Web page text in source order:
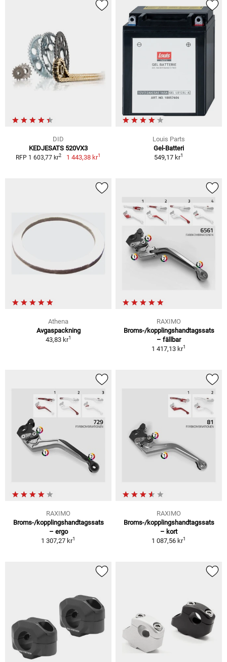
DID
KEDJESATS 520VX3
RFP 1 603,77 kr2 1 443,38 kr1
Louis Parts
Gel-Batteri
549,17 kr1
Athena
Avgaspackning
43,83 kr1
RAXIMO
Broms-/kopplingshandtagssats
– fällbar
1 417,13 kr1
RAXIMO
Broms-/kopplingshandtagssats
– ergo
1 307,27 kr1
RAXIMO
Broms-/kopplingshandtagssats
– kort
1 087,56 kr1